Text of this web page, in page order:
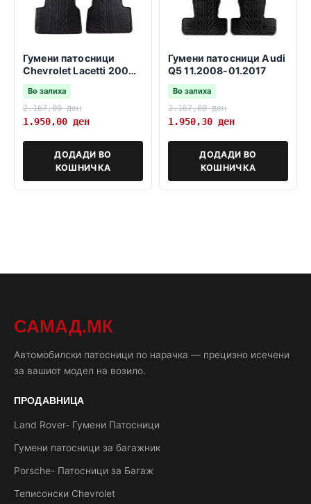
Гумени патосници
Chevrolet Lacetti 2004-
2010
Во залиха
2.167,00ден
1.950,00 ден
ДОДАДИ ВО
КОШНИЧКА
Гумени патосници Audi
Q5 11.2008-01.2017
Во залиха
2.167,00ден
1.950,30 ден
ДОДАДИ ВО
КОШНИЧКА
САМАД.МК
Автомобилски патосници по нарачка — прецизно исечени
за вашиот модел на возило.
ПРОДАВНИЦА
Land Rover- Гумени Патосници
Гумени патосници за багажник
Porsche- Патосници за Багаж
Теписонски Chevrolet